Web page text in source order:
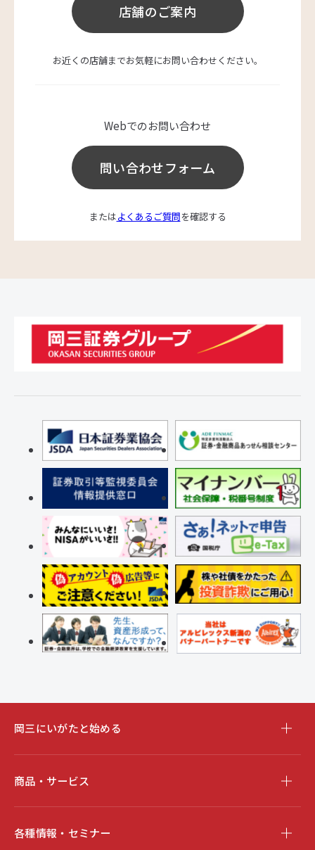
店舗のご案内
お近くの店舗までお気軽にお問い合わせください。
Webでのお問い合わせ
問い合わせフォーム
またはよくあるご質問を確認する
岡三にいがたと始める
商品・サービス
各種情報・セミナー